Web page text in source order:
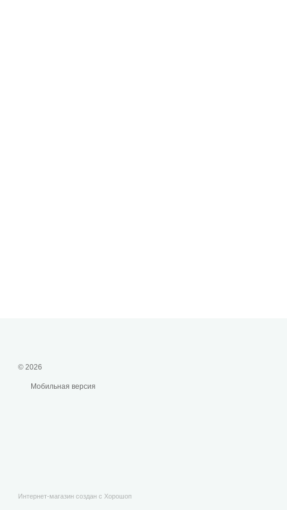
© 2026
Мобильная версия
Интернет-магазин создан с Хорошоп